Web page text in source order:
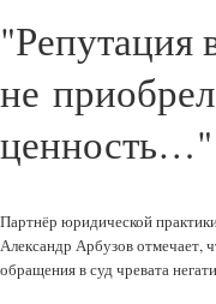
"Репутация
не
ценность…"
Партнёр юридической
Александр Арбузов отмечает,
обращения в суд чревата